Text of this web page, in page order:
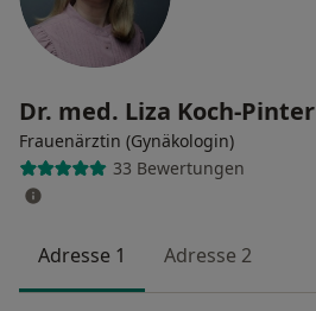
Dr. med. Liza Koch-Pinter
Frauenärztin (Gynäkologin)
33 Bewertungen
Adresse 1 Adresse 2